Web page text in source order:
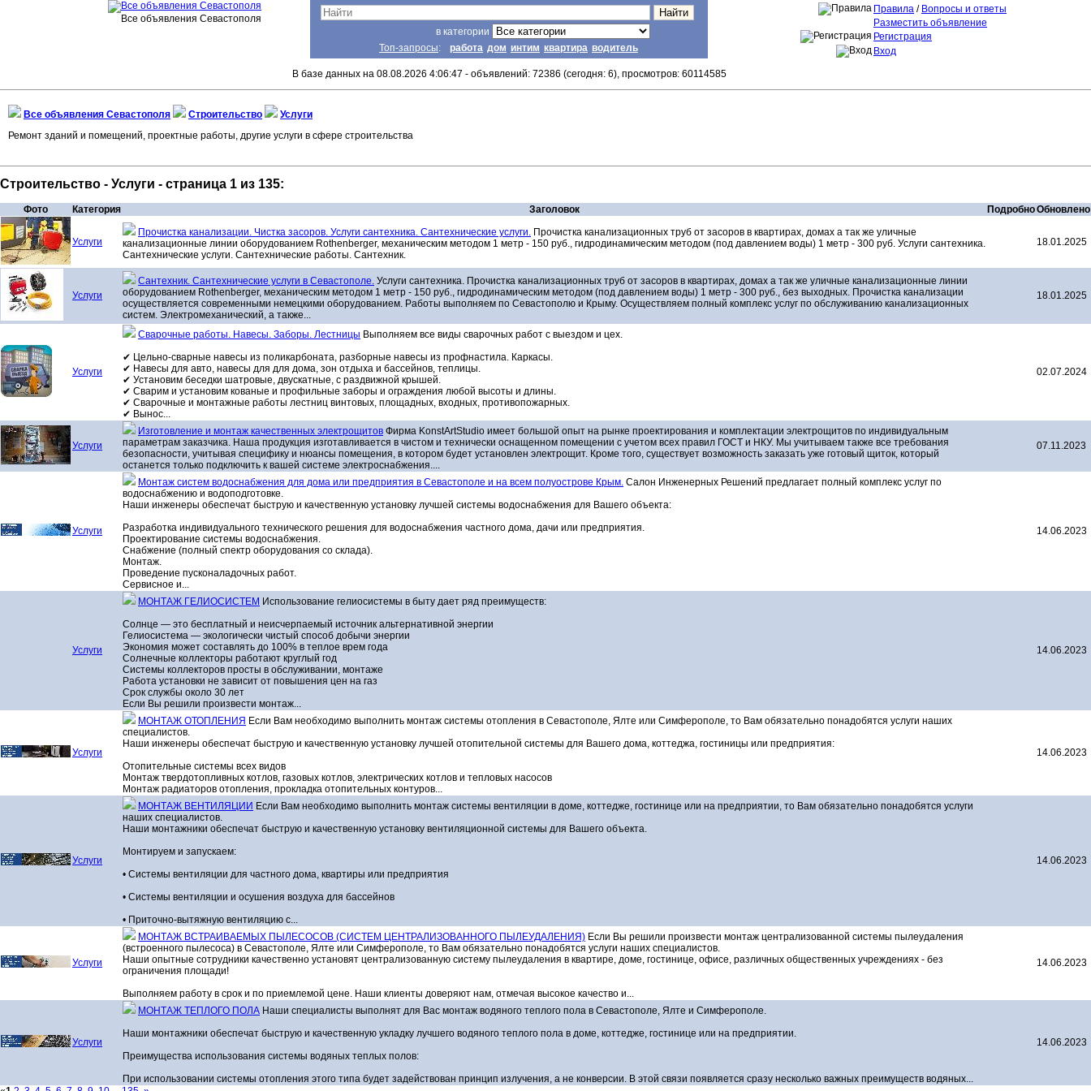
Все объявления Севастополя
в категории
Топ-запросы: работа дом интим квартира водитель
В базе данных на 08.08.2026 4:06:47 - объявлений: 72386 (сегодня: 6), просмотров: 60114585
Правила / Вопросы и ответы
Разместить объявление
Регистрация
Вход
Все объявления Севастополя Строительство
Услуги
Ремонт зданий и помещений, проектные работы, другие услуги в сфере строительства
Строительство - Услуги - страница 1 из 135:
Фото Категория Заголовок ПодробноОбновлено
Услуги
Прочистка канализации. Чистка засоров. Услуги сантехника. Сантехнические услуги. Прочистка канализационных труб от засоров в квартирах, домах а так же уличные
канализационные линии оборудованием Rothenberger, механическим методом 1 метр - 150 руб., гидродинамическим методом (под давлением воды) 1 метр - 300 руб. Услуги сантехника.
Сантехнические услуги. Сантехнические работы. Сантехник.
18.01.2025
Услуги
Сантехник. Сантехнические услуги в Севастополе. Услуги сантехника. Прочистка канализационных труб от засоров в квартирах, домах а так же уличные канализационные линии
оборудованием Rothenberger, механическим методом 1 метр - 150 руб., гидродинамическим методом (под давлением воды) 1 метр - 300 руб., без выходных. Прочистка канализации
осуществляется современными немецкими оборудованием. Работы выполняем по Севастополю и Крыму. Осуществляем полный комплекс услуг по обслуживанию канализационных
систем. Электромеханический, а также...
18.01.2025
Услуги
Сварочные работы. Навесы. Заборы. Лестницы Выполняем все виды сварочных работ с выездом и цех.
✔ Цельно-сварные навесы из поликарбоната, разборные навесы из профнастила. Каркасы.
✔ Навесы для авто, навесы для для дома, зон отдыха и бассейнов, теплицы.
✔ Установим беседки шатровые, двускатные, с раздвижной крышей.
✔ Сварим и установим кованые и профильные заборы и ограждения любой высоты и длины.
✔ Сварочные и монтажные работы лестниц винтовых, площадных, входных, противопожарных.
✔ Вынос...
02.07.2024
Услуги
Изготовление и монтаж качественных электрощитов Фирма KonstArtStudio имеет большой опыт на рынке проектирования и комплектации электрощитов по индивидуальным
параметрам заказчика. Наша продукция изготавливается в чистом и технически оснащенном помещении с учетом всех правил ГОСТ и НКУ. Мы учитываем также все требования
безопасности, учитывая специфику и нюансы помещения, в котором будет установлен электрощит. Кроме того, существует возможность заказать уже готовый щиток, который
останется только подключить к вашей системе электроснабжения....
07.11.2023
Услуги
Монтаж систем водоснабжения для дома или предприятия в Севастополе и на всем полуострове Крым. Салон Инженерных Решений предлагает полный комплекс услуг по
водоснабжению и водоподготовке.
Наши инженеры обеспечат быструю и качественную установку лучшей системы водоснабжения для Вашего объекта:
Разработка индивидуального технического решения для водоснабжения частного дома, дачи или предприятия.
Проектирование системы водоснабжения.
Снабжение (полный спектр оборудования со склада).
Монтаж.
Проведение пусконаладочных работ.
Сервисное и...
14.06.2023
Услуги
МОНТАЖ ГЕЛИОСИСТЕМ Использование гелиосистемы в быту дает ряд преимуществ:
Солнце — это бесплатный и неисчерпаемый источник альтернативной энергии
Гелиосистема — экологически чистый способ добычи энергии
Экономия может составлять до 100% в теплое врем года
Солнечные коллекторы работают круглый год
Системы коллекторов просты в обслуживании, монтаже
Работа установки не зависит от повышения цен на газ
Срок службы около 30 лет
Если Вы решили произвести монтаж...
14.06.2023
Услуги
МОНТАЖ ОТОПЛЕНИЯ Если Вам необходимо выполнить монтаж системы отопления в Севастополе, Ялте или Симферополе, то Вам обязательно понадобятся услуги наших
специалистов.
Наши инженеры обеспечат быструю и качественную установку лучшей отопительной системы для Вашего дома, коттеджа, гостиницы или предприятия:
Отопительные системы всех видов
Монтаж твердотопливных котлов, газовых котлов, электрических котлов и тепловых насосов
Монтаж радиаторов отопления, прокладка отопительных контуров...
14.06.2023
Услуги
МОНТАЖ ВЕНТИЛЯЦИИ Если Вам необходимо выполнить монтаж системы вентиляции в доме, коттедже, гостинице или на предприятии, то Вам обязательно понадобятся услуги
наших специалистов.
Наши монтажники обеспечат быструю и качественную установку вентиляционной системы для Вашего объекта.
Монтируем и запускаем:
• Системы вентиляции для частного дома, квартиры или предприятия
• Системы вентиляции и осушения воздуха для бассейнов
• Приточно-вытяжную вентиляцию с...
14.06.2023
Услуги
МОНТАЖ ВСТРАИВАЕМЫХ ПЫЛЕСОСОВ (СИСТЕМ ЦЕНТРАЛИЗОВАННОГО ПЫЛЕУДАЛЕНИЯ) Если Вы решили произвести монтаж централизованной системы пылеудаления
(встроенного пылесоса) в Севастополе, Ялте или Симферополе, то Вам обязательно понадобятся услуги наших специалистов.
Наши опытные сотрудники качественно установят централизованную систему пылеудаления в квартире, доме, гостинице, офисе, различных общественных учреждениях - без
ограничения площади!
Выполняем работу в срок и по приемлемой цене. Наши клиенты доверяют нам, отмечая высокое качество и...
14.06.2023
Услуги
МОНТАЖ ТЕПЛОГО ПОЛА Наши специалисты выполнят для Вас монтаж водяного теплого пола в Севастополе, Ялте и Симферополе.
Наши монтажники обеспечат быструю и качественную укладку лучшего водяного теплого пола в доме, коттедже, гостинице или на предприятии.
Преимущества использования системы водяных теплых полов:
При использовании системы отопления этого типа будет задействован принцип излучения, а не конверсии. В этой связи появляется сразу несколько важных преимуществ водяных...
14.06.2023